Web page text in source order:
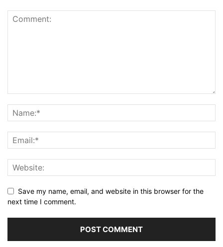
Save my name, email, and website in this browser for the
next time I comment.